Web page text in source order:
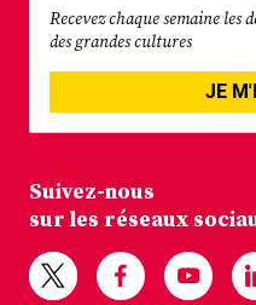
Recevez chaque semaine
des grandes cultures
JE
Suivez-nous
sur les réseaux